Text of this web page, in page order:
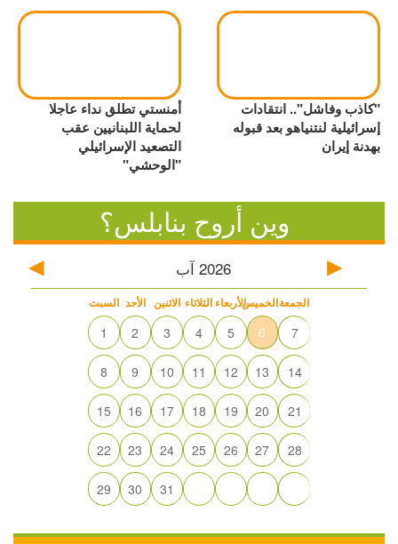
"كاذب وفاشل".. انتقادات
إسرائيلية لنتنياهو بعد قبوله
بهدنة إيران
أمنستي تطلق نداء عاجلا
لحماية اللبنانيين عقب
التصعيد الإسرائيلي
"الوحشي"
وين أروح بنابلس؟
2026 آب
السبت الأحد الاثنين الثلاثاء الأربعاءالخميسالجمعة
1 2 3 4 5 6 7
8 9 10 11 12 13 14
15 16 17 18 19 20 21
22 23 24 25 26 27 28
29 30 31